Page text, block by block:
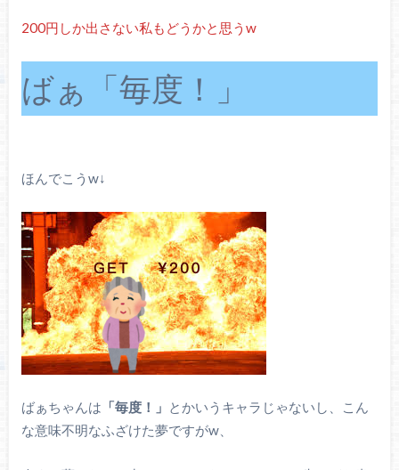
200円しか出さない私もどうかと思うw
ばぁ「毎度！」
ほんでこうw↓
ばぁちゃんは 「毎度！」 とかいうキャラじゃないし、こん
な意味不明なふざけた夢ですがw、